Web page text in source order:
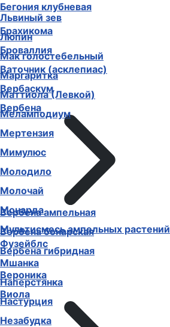
Бегония клубневая
Брахикома
Броваллия
Ваточник (асклепиас)
Вербаскум
Вербена
Вербена ампельная
Вербена бонарская
Вербена гибридная
Вероника
Виола
Львиный зев
Люпин
Мак голостебельный
Маргаритка
Маттиола (Левкой)
Меламподиум
Мертензия
Мимулюс
Молодило
Молочай
Монарда
Мультисмесь ампельных растений
Фузейблс
Мшанка
Наперстянка
Настурция
Незабудка